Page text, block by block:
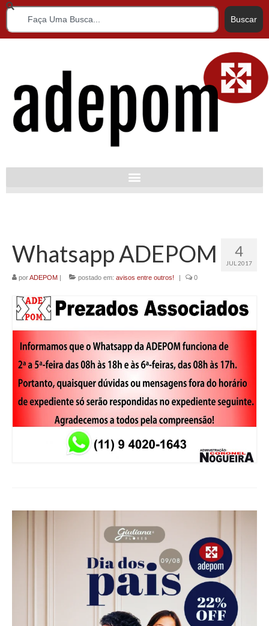
Buscar
4
JUL 2017
Whatsapp ADEPOM
porADEPOM | postado em: avisos entre outros! | 0